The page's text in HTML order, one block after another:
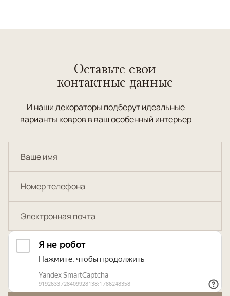
Оставьте свои
контактные данные
И наши декораторы подберут идеальные
варианты ковров в ваш особенный интерьер